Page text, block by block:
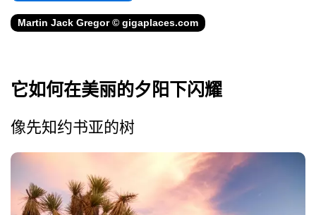
Martin Jack Gregor © gigaplaces.com
它如何在美丽的夕阳下闪耀
像先知约书亚的树